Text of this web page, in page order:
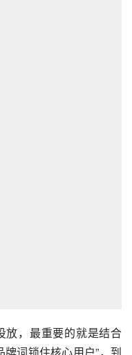
放，最重要的就是结合
牌词锁住核心用户”，到